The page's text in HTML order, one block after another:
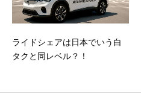
ライドシェアは日本でいう白
タクと同レベル？！